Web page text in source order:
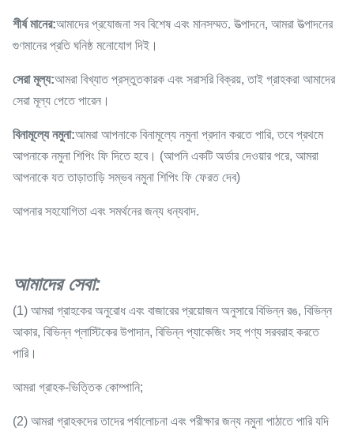
শীর্ষ মানের:আমাদের প্রযোজনা সব বিশেষ এবং মানসম্মত. উত্পাদনে, আমরা উত্পাদনের
গুণমানের প্রতি ঘনিষ্ঠ মনোযোগ দিই।
সেরা মূল্য:আমরা বিখ্যাত প্রস্তুতকারক এবং সরাসরি বিক্রয়, তাই গ্রাহকরা আমাদের
সেরা মূল্য পেতে পারেন।
বিনামূল্যে নমুনা:আমরা আপনাকে বিনামূল্যে নমুনা প্রদান করতে পারি, তবে প্রথমে
আপনাকে নমুনা শিপিং ফি দিতে হবে। (আপনি একটি অর্ডার দেওয়ার পরে, আমরা
আপনাকে যত তাড়াতাড়ি সম্ভব নমুনা শিপিং ফি ফেরত দেব)
আপনার সহযোগিতা এবং সমর্থনের জন্য ধন্যবাদ.
আমাদের সেবা:
(1) আমরা গ্রাহকের অনুরোধ এবং বাজারের প্রয়োজন অনুসারে বিভিন্ন রঙ, বিভিন্ন
আকার, বিভিন্ন প্লাস্টিকের উপাদান, বিভিন্ন প্যাকেজিং সহ পণ্য সরবরাহ করতে
পারি।
আমরা গ্রাহক-ভিত্তিক কোম্পানি;
(2) আমরা গ্রাহকদের তাদের পর্যালোচনা এবং পরীক্ষার জন্য নমুনা পাঠাতে পারি যদি